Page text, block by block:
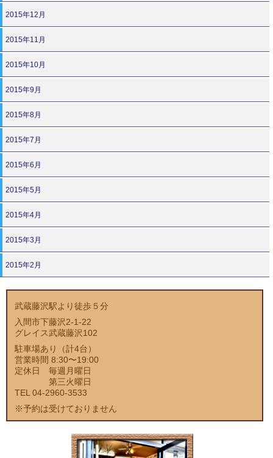
2015年12月
2015年11月
2015年10月
2015年9月
2015年8月
2015年7月
2015年6月
2015年5月
2015年4月
2015年3月
2015年2月
武蔵藤沢駅より徒歩５分
入間市下藤沢2-1-22
グレイス武蔵藤沢102
駐車場あり（計4台）
営業時間 8:30〜19:00
定休日 毎週月曜日
第三火曜日
TEL 04-2960-3533
※予約は受けておりません